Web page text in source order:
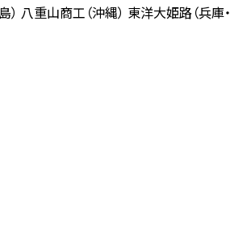
八重山商工（沖縄） 東洋大姫路（兵庫・